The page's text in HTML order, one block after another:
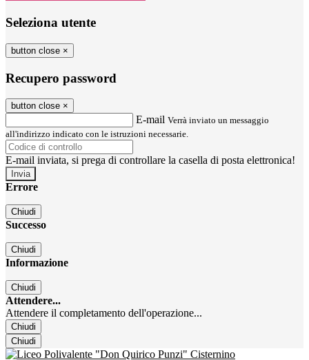
Seleziona utente
button close ×
Recupero password
button close ×
E-mail Verrà inviato un messaggio
all'indirizzo indicato con le istruzioni necessarie.
E-mail inviata, si prega di controllare la casella di posta elettronica!
Errore
Chiudi
Successo
Chiudi
Informazione
Chiudi
Attendere...
Attendere il completamento dell'operazione...
Chiudi
Chiudi